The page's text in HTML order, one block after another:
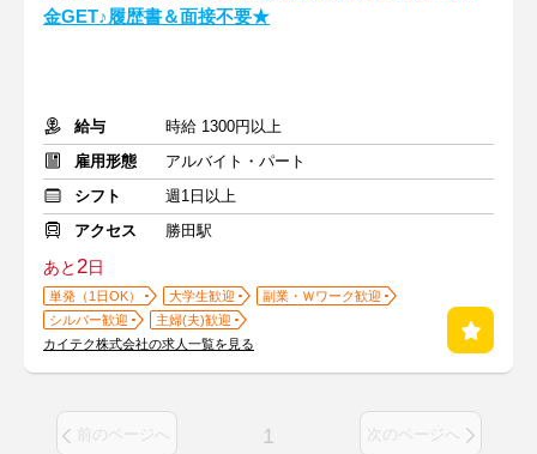
金GET♪履歴書＆面接不要★
給与
時給 1300円以上
雇用形態
アルバイト・パート
シフト
週1日以上
アクセス
勝田駅
あと2日
単発（1日OK） 大学生歓迎
副業・Ｗワーク歓迎
シルバー歓迎
主婦(夫)歓迎
カイテク株式会社の求人一覧を見る
前のページへ 1 次のページへ